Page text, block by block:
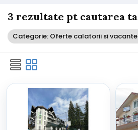
3 rezultate pt cautarea ta
Categorie: Oferte calatorii si vacante